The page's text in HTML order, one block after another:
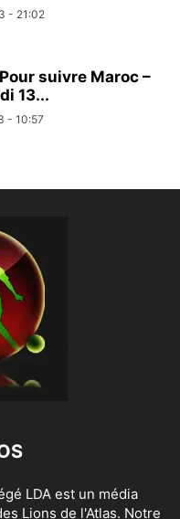
- 21:02
suivre Maroc –
13...
- 10:57
LDA est un média
Lions de l'Atlas. Notre